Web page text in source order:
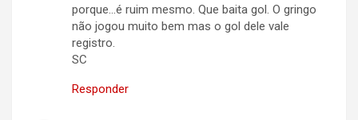
porque…é ruim mesmo. Que baita gol. O gringo
não jogou muito bem mas o gol dele vale
registro.
SC
Responder